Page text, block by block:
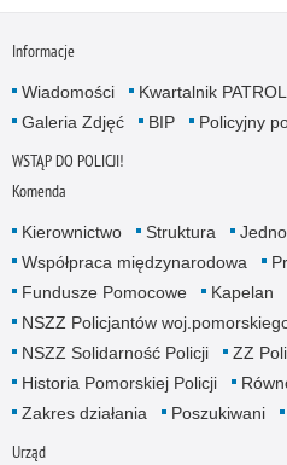
Informacje
Wiadomości Kwartalnik PATROL
Galeria Zdjęć
BIP Policyjny
WSTĄP DO POLICJI!
Komenda
Kierownictwo Struktura
Współpraca międzynarodowa
Fundusze Pomocowe
Kapelan
NSZZ Policjantów
NSZZ Solidarność Policji
ZZ
Historia Pomorskiej Policji
Zakres działania
Poszukiwani
Urząd